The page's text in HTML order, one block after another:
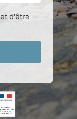
et d'être